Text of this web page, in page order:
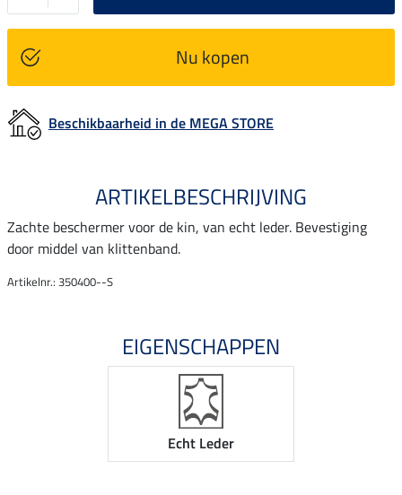
Nu kopen
Beschikbaarheid in de MEGA STORE
ARTIKELBESCHRIJVING
Zachte beschermer voor de kin, van echt leder. Bevestiging
door middel van klittenband.
Artikelnr.: 350400--S
EIGENSCHAPPEN
Echt Leder